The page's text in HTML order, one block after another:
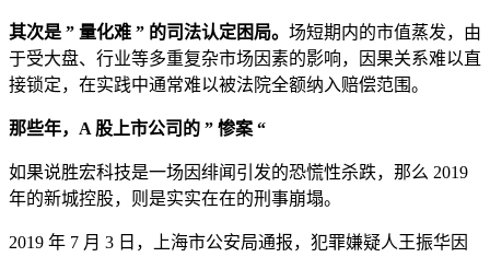
其次是 ” 量化难 ” 的司法认定困局。 场短期内的市值蒸发，由
于受大盘、行业等多重复杂市场因素的影响，因果关系难以直
接锁定，在实践中通常难以被法院全额纳入赔偿范围。
那些年，A 股上市公司的 ” 惨案 “
如果说胜宏科技是一场因绯闻引发的恐慌性杀跌，那么 2019
年的新城控股，则是实实在在的刑事崩塌。
2019 年 7 月 3 日，上海市公安局通报，犯罪嫌疑人王振华因